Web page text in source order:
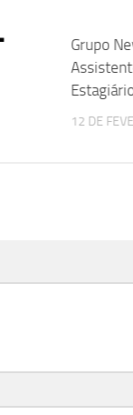
Grupo
12 DE